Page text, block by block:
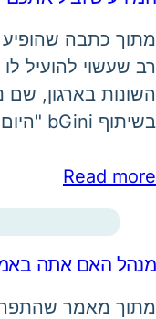
מתוך כתבה שהופיע
השונות בארגון,
בשיתוף bGini "היום, כאשר ארגון מבקש לדעת מהו הסטטוס הנוכחי שלו, אנשיו יפיקו…
Read more
מנהל האם אתה
מתוך מאמר